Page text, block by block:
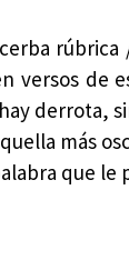
versos de
derrota,
más
que le